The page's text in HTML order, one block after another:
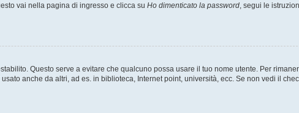
vai nella pagina di ingresso e clicca su Ho dimenticato la password , segui le
Questo serve a evitare che qualcuno possa usare il tuo nome utente. Per
anche da altri, ad es. in biblioteca, Internet point, università, ecc. Se non vedi il